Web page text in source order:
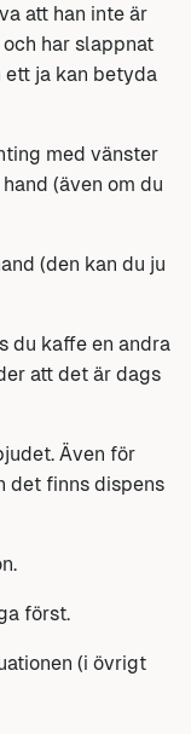
att han inte är
har slappnat
ett ja kan betyda
med vänster
(även om du
(den kan du ju
du kaffe en andra
att det är dags
Även för
det finns dispens
först.
(i övrigt